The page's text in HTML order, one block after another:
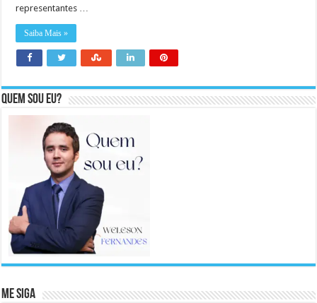
representantes …
Saiba Mais »
Quem sou eu?
Me Siga